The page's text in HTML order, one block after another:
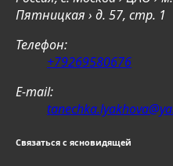
Пятницкая › д. 57, стр. 1
Телефон:
+79269580676
E-mail:
Связаться с ясновидящей